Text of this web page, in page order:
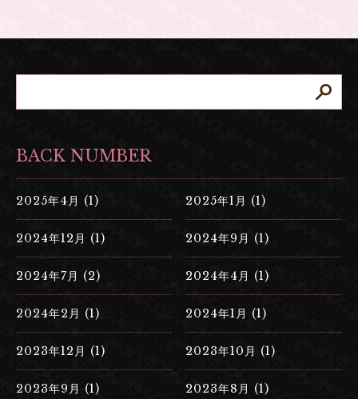
BACK NUMBER
2025年4月 (1) 2025年1月 (1)
2024年12月 (1) 2024年9月 (1)
2024年7月 (2) 2024年4月 (1)
2024年2月 (1) 2024年1月 (1)
2023年12月 (1) 2023年10月 (1)
2023年9月 (1) 2023年8月 (1)